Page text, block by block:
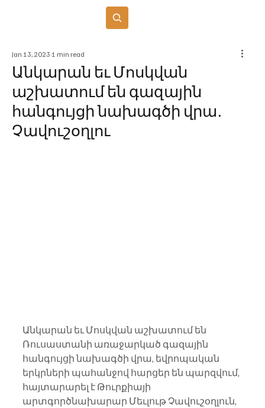
Անկարան եւ Մոսկվան
աշխատում են գազային
հանգույցի նախագծի վրա․
Չավուշօղլու
Jan 13, 2023 1 min read
Անկարան եւ Մոսկվան աշխատում են
Ռուսաստանի առաջարկած գազային
հանգույցի նախագծի վրա, եվրոպական
երկրների պահանջով հարցեր են պարզվում,
հայտարարել է Թուրքիայի
արտգործնախարար Մեւլութ Չավուշօղլուն,